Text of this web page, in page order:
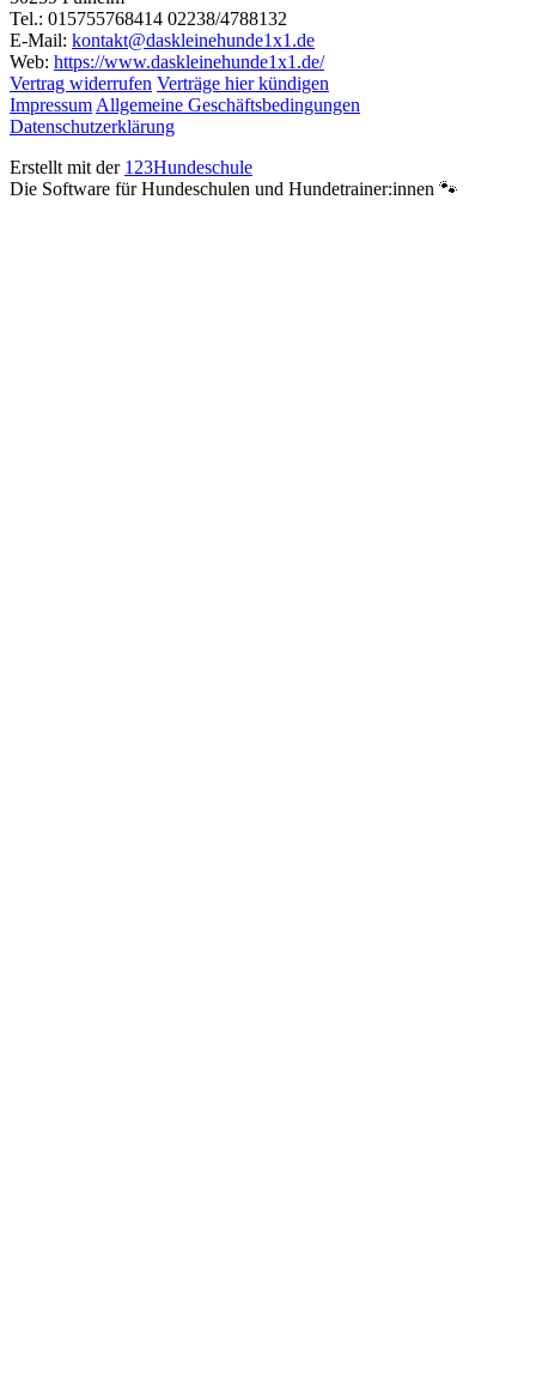
Tel.: 015755768414 02238/4788132
E-Mail: kontakt@daskleinehunde1x1.de
Web: https://www.daskleinehunde1x1.de/
Vertrag widerrufen Verträge hier kündigen
Impressum Allgemeine Geschäftsbedingungen
Datenschutzerklärung
Erstellt mit der 123Hundeschule
Die Software für Hundeschulen und Hundetrainer:innen 🐾